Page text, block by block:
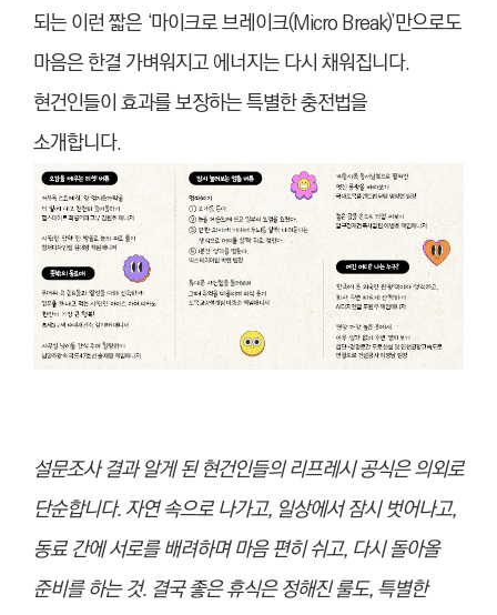
되는 이런 짧은 ‘마이크로 브레이크(Micro Break)’만으로도
마음은 한결 가벼워지고 에너지는 다시 채워집니다.
현건인들이 효과를 보장하는 특별한 충전법을
소개합니다.
설문조사 결과 알게 된 현건인들의 리프레시 공식은 의외로
단순합니다. 자연 속으로 나가고, 일상에서 잠시 벗어나고,
동료 간에 서로를 배려하며 마음 편히 쉬고, 다시 돌아올
준비를 하는 것. 결국 좋은 휴식은 정해진 룰도, 특별한